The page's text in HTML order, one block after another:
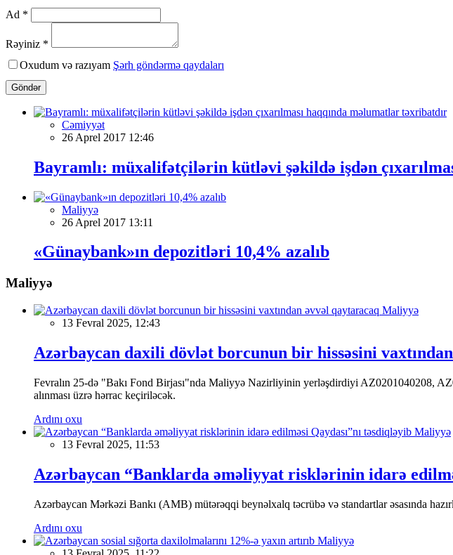
Ad *
Rəyiniz *
Oxudum və razıyam Şərh göndərmə qaydaları
Göndər
Cəmiyyət
26 Aprel 2017 12:46
Bayramlı: müxalifətçilərin kütləvi şəkildə işdən
Maliyyə
26 Aprel 2017 13:11
«Günaybank»ın depozitləri 10,4% azalıb
Maliyyə
Maliyyə
13 Fevral 2025, 12:43
Azərbaycan daxili dövlət borcunun bir hissəsini
Fevralın 25-də "Bakı Fond Birjası"nda Maliyyə Nazirliyinin yerləşdirdiyi AZ0201040208,
alınması üzrə hərrac keçiriləcək.
Ardını oxu
Maliyyə
13 Fevral 2025, 11:53
Azərbaycan “Banklarda əməliyyat risklərinin idarə
Azərbaycan Mərkəzi Bankı (AMB) mütərəqqi beynəlxalq təcrübə və standartlar əsasında
Ardını oxu
Maliyyə